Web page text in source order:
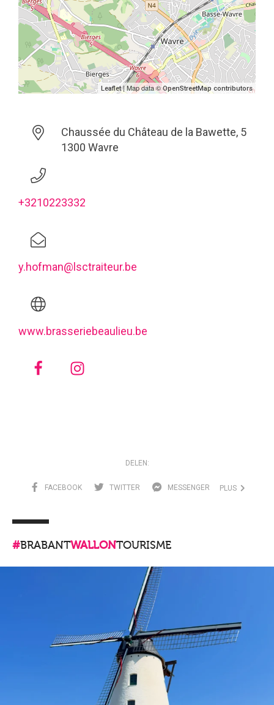
Leaflet| Map data ©OpenStreetMap contributors
Chaussée du Château de la Bawette, 5
1300 Wavre
+3210223332
y.hofman@lsctraiteur.be
www.brasseriebeaulieu.be
DELEN:
FACEBOOK TWITTER MESSENGER PLUS
#BRABANTWALLONTOURISME